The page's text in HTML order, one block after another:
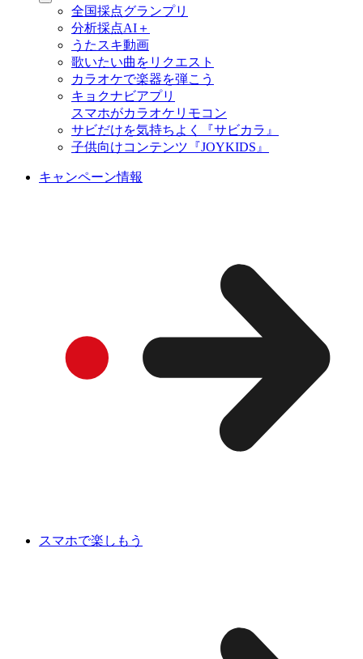
全国採点グランプリ
分析採点AI＋
うたスキ動画
歌いたい曲をリクエスト
カラオケで楽器を弾こう
キョクナビアプリ
スマホがカラオケリモコン
サビだけを気持ちよく『サビカラ』
子供向けコンテンツ『JOYKIDS』
キャンペーン情報
スマホで楽しもう